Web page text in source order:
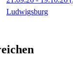
Ludwigsburg